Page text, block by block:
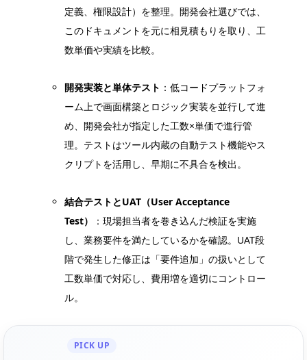
定義、権限設計）を整理。開発会社選びでは、
このドキュメントを元に相見積もりを取り、工
数単価や実績を比較。
開発実装と単体テスト ：低コードプラットフォ
ーム上で画面構築とロジック実装を並行して進
め、開発会社が指定した工数×単価で進行管
理。テストはツール内蔵の自動テスト機能やス
クリプトを活用し、早期に不具合を検出。
結合テストとUAT（User Acceptance
Test）
：現場担当者を巻き込んだ検証を実施
し、業務要件を満たしているかを確認。UAT段
階で発生した修正は「要件追加」の扱いとして
工数単価で対応し、費用増を適切にコントロー
ル。
PICK UP